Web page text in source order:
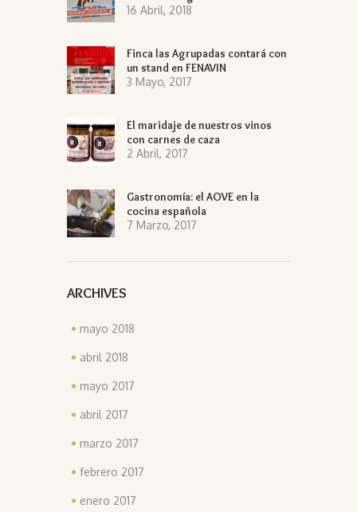
16 Abril, 2018
Finca las Agrupadas contará con
un stand en FENAVIN
3 Mayo, 2017
El maridaje de nuestros vinos
con carnes de caza
2 Abril, 2017
Gastronomía: el AOVE en la
cocina española
7 Marzo, 2017
ARCHIVES
mayo 2018
abril 2018
mayo 2017
abril 2017
marzo 2017
febrero 2017
enero 2017